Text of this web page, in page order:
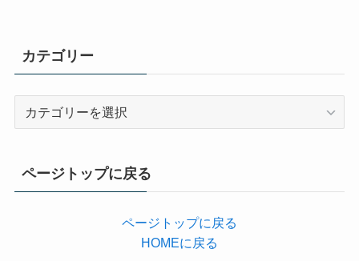
カテゴリー
ページトップに戻る
ページトップに戻る
HOMEに戻る